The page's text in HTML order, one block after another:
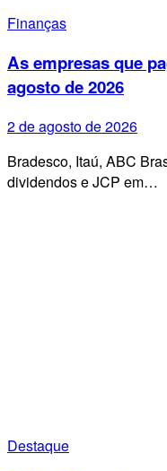
Finanças
As empresas que
agosto de 2026
2 de agosto de 2026
Bradesco, Itaú, ABC
dividendos e JCP em…
Destaque